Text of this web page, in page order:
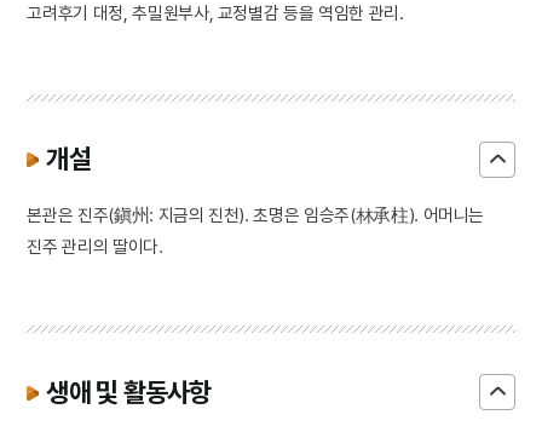
고려후기 대정, 추밀원부사, 교정별감 등을 역임한 관리.
개설
본관은 진주(鎭州: 지금의 진천). 초명은 임승주(林承柱). 어머니는
진주 관리의 딸이다.
생애 및 활동사항